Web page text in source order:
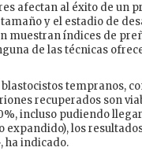
afectan al éxito de un
y el estadio de
muestran índices de
de las técnicas
tempranos,
recuperados son
incluso pudiendo
expandido), los
ha indicado.